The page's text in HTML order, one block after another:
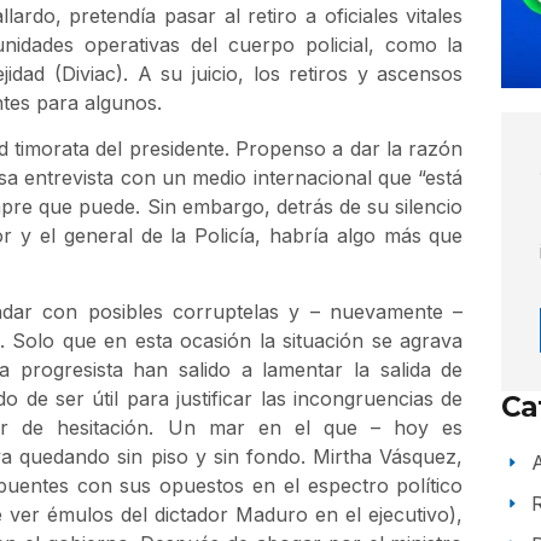
pretendía pasar al retiro a oficiales vitales
operativas del cuerpo policial, como la
(Diviac). A su juicio, los retiros y ascensos
para algunos.
timorata del presidente. Propenso a dar la razón
entrevista con un medio internacional que “está
que puede. Sin embargo, detrás de su silencio
el general de la Policía, habría algo más que
con posibles corruptelas y – nuevamente –
que en esta ocasión la situación se agrava
progresista han salido a lamentar la salida de
de ser útil para justificar las incongruencias de
de hesitación. Un mar en el que – hoy es
quedando sin piso y sin fondo. Mirtha Vásquez,
con sus opuestos en el espectro político
émulos del dictador Maduro en el ejecutivo),